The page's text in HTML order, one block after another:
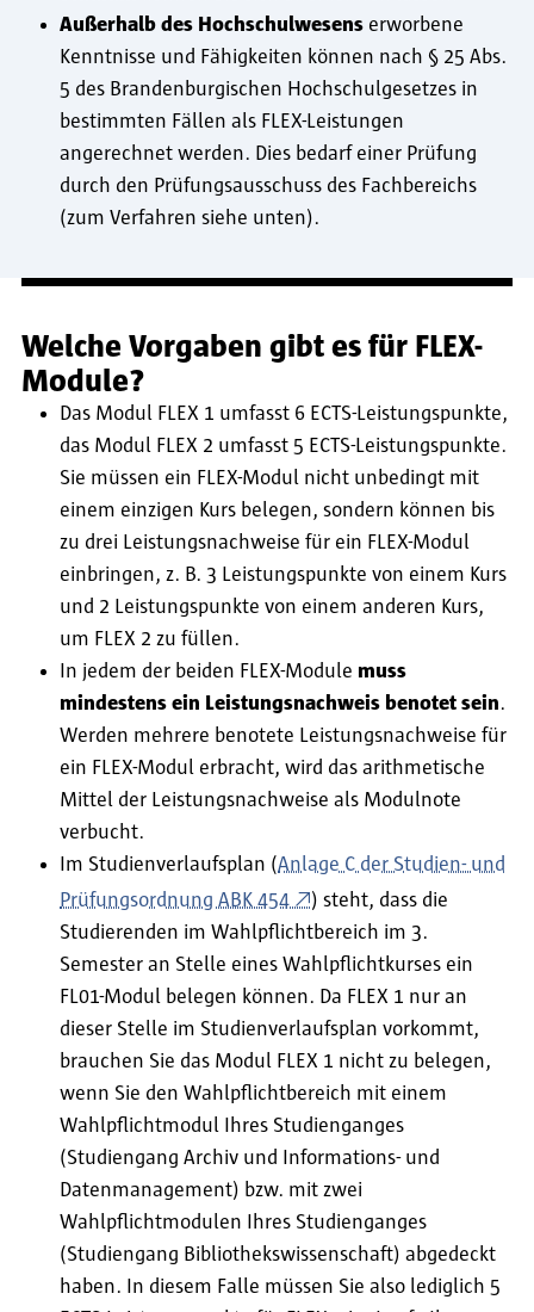
Außerhalb des Hochschulwesens erworbene
Kenntnisse und Fähigkeiten können nach § 25 Abs.
5 des Brandenburgischen Hochschulgesetzes in
bestimmten Fällen als FLEX-Leistungen
angerechnet werden. Dies bedarf einer Prüfung
durch den Prüfungsausschuss des Fachbereichs
(zum Verfahren siehe unten).
Welche Vorgaben gibt es für FLEX-
Module?
Das Modul FLEX 1 umfasst 6 ECTS-Leistungspunkte,
das Modul FLEX 2 umfasst 5 ECTS-Leistungspunkte.
Sie müssen ein FLEX-Modul nicht unbedingt mit
einem einzigen Kurs belegen, sondern können bis
zu drei Leistungsnachweise für ein FLEX-Modul
einbringen, z. B. 3 Leistungspunkte von einem Kurs
und 2 Leistungspunkte von einem anderen Kurs,
um FLEX 2 zu füllen.
In jedem der beiden FLEX-Module muss
mindestens ein Leistungsnachweis benotet sein.
Werden mehrere benotete Leistungsnachweise für
ein FLEX-Modul erbracht, wird das arithmetische
Mittel der Leistungsnachweise als Modulnote
verbucht.
Im Studienverlaufsplan (Anlage C der Studien- und
Prüfungsordnung ABK 454
) steht, dass die
Studierenden im Wahlpflichtbereich im 3.
Semester an Stelle eines Wahlpflichtkurses ein
FL01-Modul belegen können. Da FLEX 1 nur an
dieser Stelle im Studienverlaufsplan vorkommt,
brauchen Sie das Modul FLEX 1 nicht zu belegen,
wenn Sie den Wahlpflichtbereich mit einem
Wahlpflichtmodul Ihres Studienganges
(Studiengang Archiv und Informations- und
Datenmanagement) bzw. mit zwei
Wahlpflichtmodulen Ihres Studienganges
(Studiengang Bibliothekswissenschaft) abgedeckt
haben. In diesem Falle müssen Sie also lediglich 5